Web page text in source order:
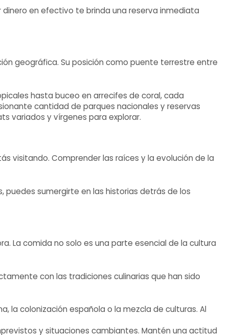
en efectivo te brinda una reserva inmediata
geográfica. Su posición como puente terrestre entre
hasta buceo en arrecifes de coral, cada
cantidad de parques nacionales y reservas
variados y vírgenes para explorar.
visitando. Comprender las raíces y la evolución de la
puedes sumergirte en las historias detrás de los
La comida no solo es una parte esencial de la cultura
con las tradiciones culinarias que han sido
la colonización española o la mezcla de culturas. Al
y situaciones cambiantes. Mantén una actitud